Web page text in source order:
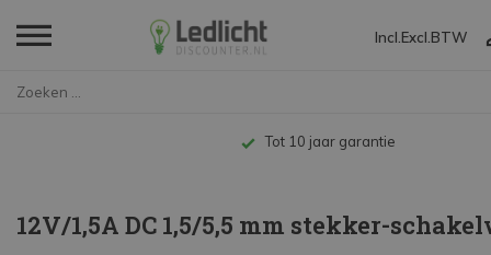
Incl. Excl. BTW
Tot 10 jaar garantie
12V/1,5A DC 1,5/5,5 mm stekker-